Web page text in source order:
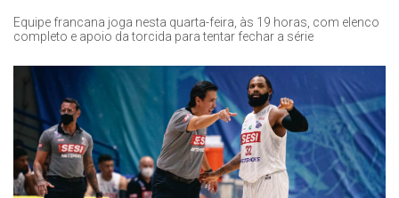
Equipe francana joga nesta quarta-feira, às 19 horas, com elenco
completo e apoio da torcida para tentar fechar a série